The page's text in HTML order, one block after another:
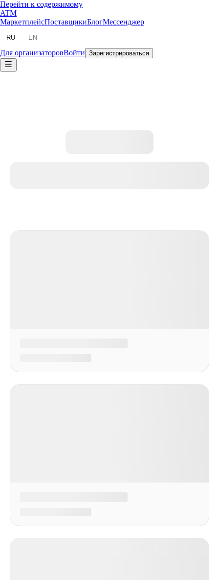
Перейти к содержимому
ATM
МаркетплейсПоставщикиБлогМессенджер
RU EN
Для организаторовВойти Зарегистрироваться